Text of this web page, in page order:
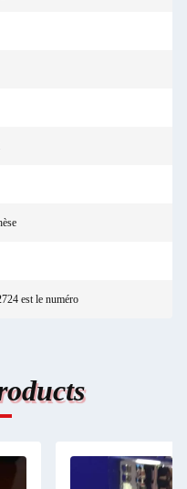
est le numéro